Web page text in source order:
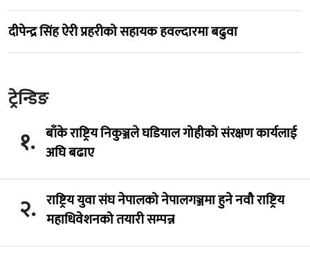
दीपेन्द्र सिंह ऐरी प्रहरीको सहायक हवल्दारमा बढुवा
ट्रेन्डिङ
१. बाँके राष्ट्रिय निकुञ्जले घडियाल गोहीको संरक्षण कार्यलाई
अघि बढाए
२. राष्ट्रिय युवा संघ नेपालको नेपालगञ्जमा हुने नवौ राष्ट्रिय
महाधिवेशनको तयारी सम्पन्न